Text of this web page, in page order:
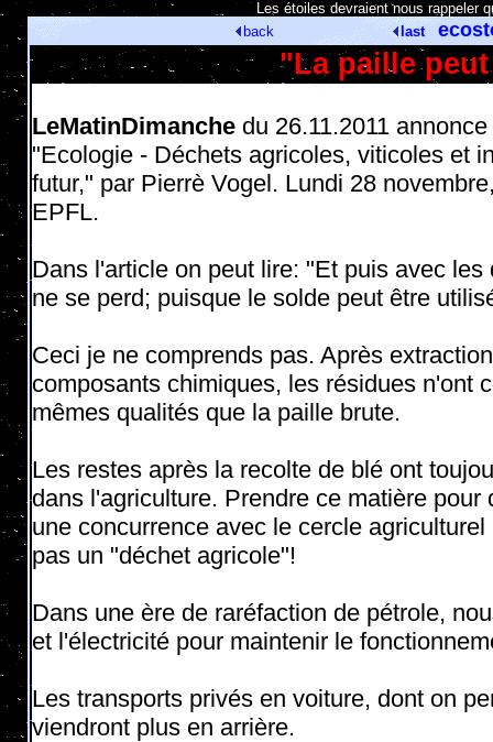
Les étoiles devraient nous rappeler
back
last
"La paille
LeMatinDimanchedu 26.11.2011
"Ecologie - Déchets agricoles, viticoles et
futur," par Pierrè Vogel. Lundi 28
EPFL.
Dans l'article on peut lire: "Et puis avec les
ne se perd; puisque le solde peut être
Ceci je ne comprends pas. Après
composants chimiques, les résidues n'ont
mêmes qualités que la paille brute.
Les restes après la recolte de blé ont
dans l'agriculture. Prendre ce matière pour
une concurrence avec le cercle
pas un "déchet agricole"!
Dans une ère de raréfaction de pétrole,
et l'électricité pour maintenir le
Les transports privés en voiture, dont on
viendront plus en arrière.